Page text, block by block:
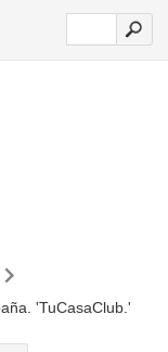
'TuCasaClub.'